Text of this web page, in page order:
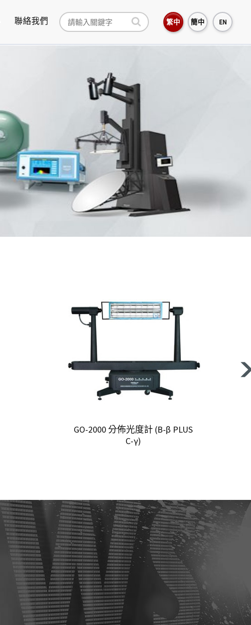
聯絡我們 繁中 簡中 EN
GO-2000 分佈光度計 (B-β PLUS
C-γ)